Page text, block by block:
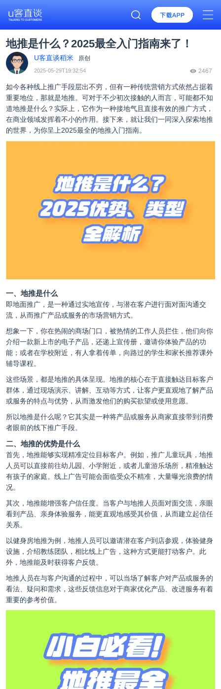
地推是什么？2025最全入门指南来了！
U客直谈稻米 原创
2025-05-29T19:32:54 2467
如今各种线上推广手段层出不穷，但有一种传统营销方式依然占据着
重要地位，那就是地推。可对于不少初次接触的人而言，可能都不知
道地推是什么？实际上，它作为一种接地气且直接有效的推广方式，
在商业领域发挥着不小的作用。接下来，就让我们一同深入探索地推
的世界，为你呈上2025最全的地推入门指南。
一、地推是什么
即地面推广，是一种通过实地宣传，与潜在客户进行面对面沟通交
流，从而推广产品或服务的市场营销方式。
想象一下，你在热闹的商场门口，被热情的工作人员拦住，他们向你
介绍一款新上市的电子产品，还递上宣传册，邀请你体验产品的功
能；或者在学校附近，有人拿着传单，向路过的学生和家长推荐课外
辅导课程。
这些场景，都是地推的具体呈现。地推的核心在于直接触达目标客户
群体，通过现场演示、讲解、互动等方式，让客户更直观地了解产品
或服务的特点与优势，从而激发他们的购买欲望或使用意愿。
所以地推是什么呢？它其实是一种将产品或服务从商家直接带到消费
者眼前的线下推广手段。
二、地推的优势是什么
首先，地推能够实现精准定位目标客户。例如，推广儿童玩具，地推
人员可以直接前往幼儿园、小学附近，或者儿童游乐场所，精准触达
有孩子的家庭。线上广告可能会面临受众不精准，大量曝光浪费的情
况。
其次，地推能增强客户信任度。当客户与地推人员面对面交流，亲眼
看到产品、亲身体验服务，能更直观地感受其价值，从而建立起信任
关系。
以健身房地推为例，地推人员可以邀请潜在客户到店参观，体验健身
设施，介绍教练团队，相比线上广告，这种方式更能打动客户。此
外，地推能及时获得客户反馈。
地推人员在与客户沟通的过程中，可以当场了解客户对产品或服务的
看法、疑问和需求，这些反馈信息对于商家优化产品、改进服务有着
重要的参考价值。